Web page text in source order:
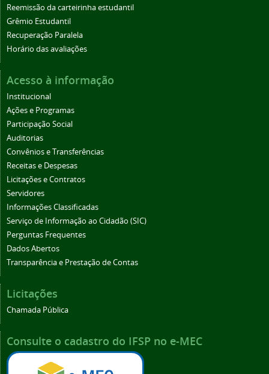
Reemissão da carteirinha estudantil
Grêmio Estudantil
Recuperação Paralela
Horário das avaliações
Acesso à informação
Institucional
Ações e Programas
Participação Social
Auditorias
Convênios e Transferências
Receitas e Despesas
Licitações e Contratos
Servidores
Informações Classificadas
Serviço de Informação ao Cidadão (SIC)
Perguntas Frequentes
Dados Abertos
Transparência e Prestação de Contas
Licitações
Chamada Pública
Consulte o cadastro do IFSP no e-MEC